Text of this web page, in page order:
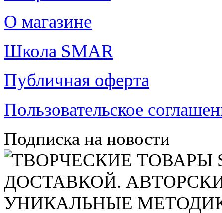
О магазине
Школа SMAR
Публичная оферта
Пользовательское
Подписка на новости